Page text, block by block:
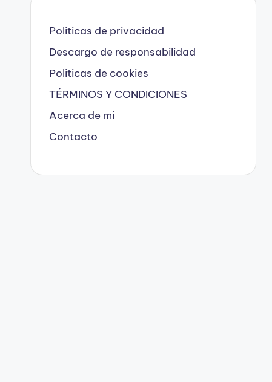
Politicas de privacidad
Descargo de responsabilidad
Politicas de cookies
TÉRMINOS Y CONDICIONES
Acerca de mi
Contacto